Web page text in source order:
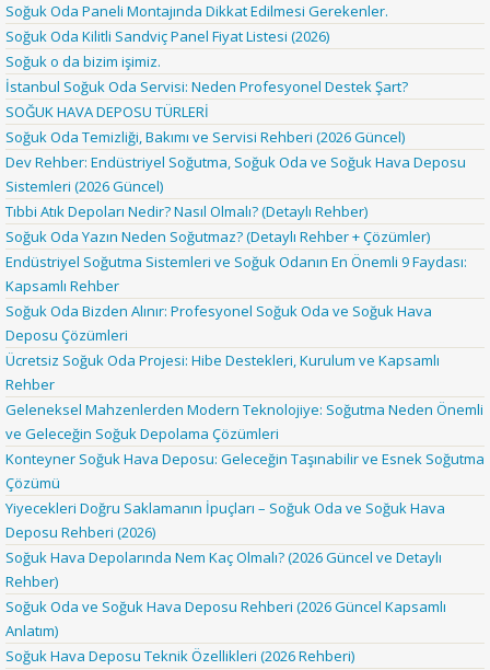
Soğuk Oda Paneli Montajında Dikkat Edilmesi Gerekenler.
Soğuk Oda Kilitli Sandviç Panel Fiyat Listesi (2026)
Soğuk o da bizim işimiz.
İstanbul Soğuk Oda Servisi: Neden Profesyonel Destek Şart?
SOĞUK HAVA DEPOSU TÜRLERİ
Soğuk Oda Temizliği, Bakımı ve Servisi Rehberi (2026 Güncel)
Dev Rehber: Endüstriyel Soğutma, Soğuk Oda ve Soğuk Hava Deposu
Sistemleri (2026 Güncel)
Tıbbi Atık Depoları Nedir? Nasıl Olmalı? (Detaylı Rehber)
Soğuk Oda Yazın Neden Soğutmaz? (Detaylı Rehber + Çözümler)
Endüstriyel Soğutma Sistemleri ve Soğuk Odanın En Önemli 9 Faydası:
Kapsamlı Rehber
Soğuk Oda Bizden Alınır: Profesyonel Soğuk Oda ve Soğuk Hava
Deposu Çözümleri
Ücretsiz Soğuk Oda Projesi: Hibe Destekleri, Kurulum ve Kapsamlı
Rehber
Geleneksel Mahzenlerden Modern Teknolojiye: Soğutma Neden Önemli
ve Geleceğin Soğuk Depolama Çözümleri
Konteyner Soğuk Hava Deposu: Geleceğin Taşınabilir ve Esnek Soğutma
Çözümü
Yiyecekleri Doğru Saklamanın İpuçları – Soğuk Oda ve Soğuk Hava
Deposu Rehberi (2026)
Soğuk Hava Depolarında Nem Kaç Olmalı? (2026 Güncel ve Detaylı
Rehber)
Soğuk Oda ve Soğuk Hava Deposu Rehberi (2026 Güncel Kapsamlı
Anlatım)
Soğuk Hava Deposu Teknik Özellikleri (2026 Rehberi)